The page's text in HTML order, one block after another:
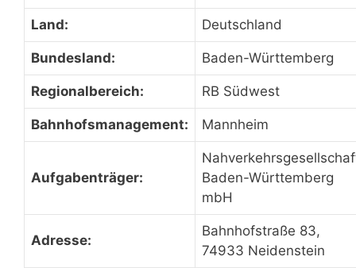
Land: Deutschland
Bundesland: Baden-Württemberg
Regionalbereich: RB Südwest
Bahnhofsmanagement: Mannheim
Aufgabenträger:
Baden-Württemberg
mbH
Adresse:
Bahnhofstraße 83,
74933 Neidenstein